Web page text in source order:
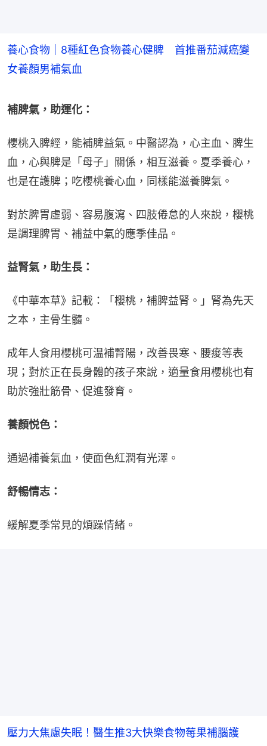
養心食物｜8種紅色食物養心健脾 首推番茄減癌變
女養顏男補氣血
補脾氣，助運化：
櫻桃入脾經，能補脾益氣。中醫認為，心主血、脾生
血，心與脾是「母子」關係，相互滋養。夏季養心，
也是在護脾；吃櫻桃養心血，同樣能滋養脾氣。
對於脾胃虛弱、容易腹瀉、四肢倦怠的人來說，櫻桃
是調理脾胃、補益中氣的應季佳品。
益腎氣，助生長：
《中華本草》記載：「櫻桃，補脾益腎。」腎為先天
之本，主骨生髓。
成年人食用櫻桃可温補腎陽，改善畏寒、腰痠等表
現；對於正在長身體的孩子來說，適量食用櫻桃也有
助於強壯筋骨、促進發育。
養顏悦色：
通過補養氣血，使面色紅潤有光澤。
舒暢情志：
緩解夏季常見的煩躁情緒。
壓力大焦慮失眠！醫生推3大快樂食物莓果補腦護